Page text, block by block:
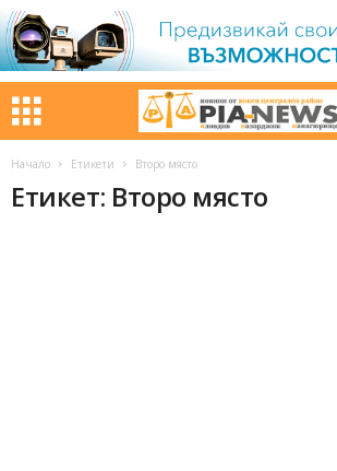
Начало Етикети Второ място
Етикет: Второ място